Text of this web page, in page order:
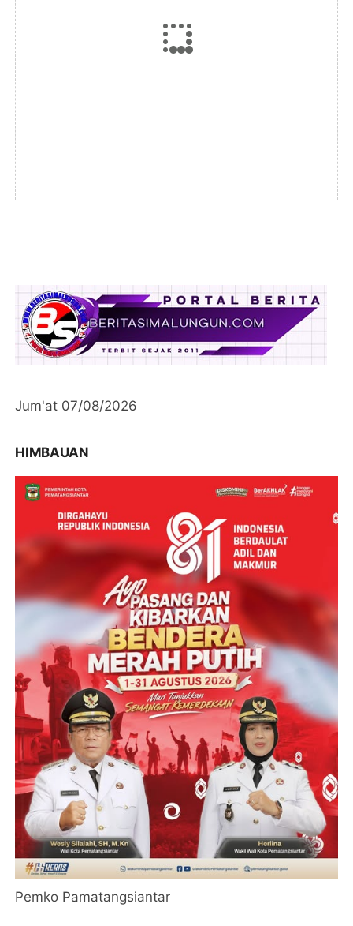
Jum'at 07/08/2026
HIMBAUAN
Pemko Pamatangsiantar